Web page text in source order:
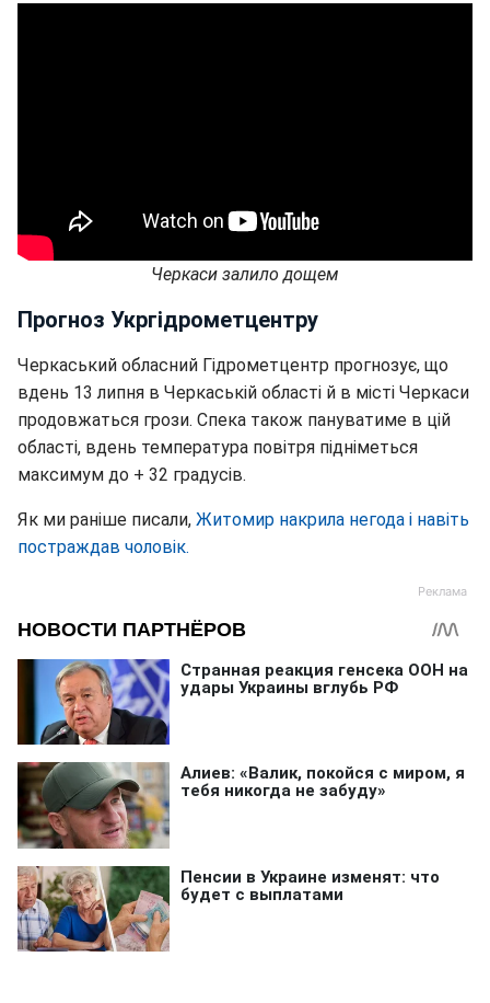
Черкаси залило дощем
Прогноз Укргідрометцентру
Черкаський обласний Гідрометцентр прогнозує, що
вдень 13 липня в Черкаській області й в місті Черкаси
продовжаться грози. Спека також пануватиме в цій
області, вдень температура повітря підніметься
максимум до + 32 градусів.
Як ми раніше писали, Житомир накрила негода і навіть
постраждав чоловік.